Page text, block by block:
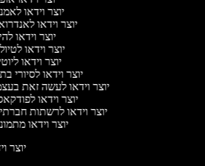
יוצר וידאו
יוצר וידאו
יוצר וידאו
יוצר וידאו
יוצר וידאו
יוצר וידאו לסיורי
יוצר וידאו לעשה זאת
יוצר וידאו
יוצר וידאו לרשתות
יוצר וידאו
יוצר